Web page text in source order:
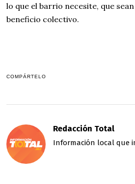
lo que el barrio necesite, que
beneficio colectivo.
COMPÁRTELO
Redacción Total
Información local que